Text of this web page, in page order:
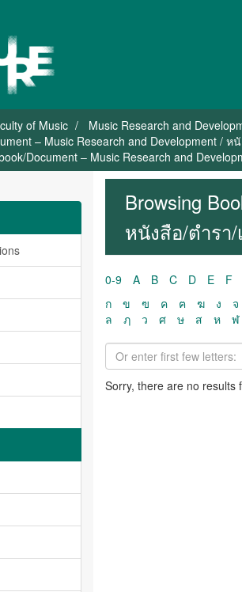
of Music
Music Research and
– Music Research and Development /
Document – Music Research and
Browsing
หนังสือ/ตำรา
0-9 A B C D E F
ก
ข ฃ ค ฅ ฆ ง จ
ล
ฦ ว ศ ษ ส ห ฬ
Sorry, there are no results